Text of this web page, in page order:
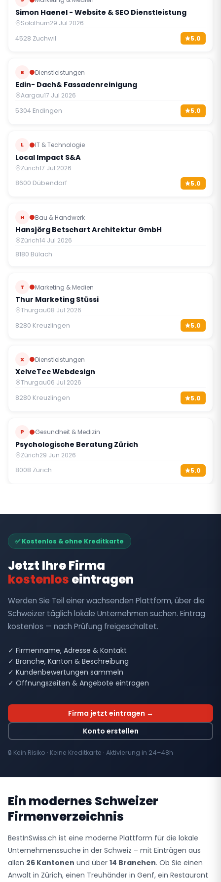
Simon Haenel - Website & SEO Dienstleistung
Solothurn29 Jul 2026
4528 Zuchwil
5.0
E Dienstleistungen
Edin- Dach& Fassadenreinigung
Aargau17 Jul 2026
5304 Endingen
5.0
L IT & Technologie
Local Impact S&A
Zürich17 Jul 2026
8600 Dübendorf
5.0
H Bau & Handwerk
Hansjörg Betschart Architektur GmbH
Zürich14 Jul 2026
8180 Bülach
T Marketing & Medien
Thur Marketing Stüssi
Thurgau08 Jul 2026
8280 Kreuzlingen
5.0
X Dienstleistungen
XelveTec Webdesign
Thurgau06 Jul 2026
8280 Kreuzlingen
5.0
P Gesundheit & Medizin
Psychologische Beratung Zürich
Zürich29 Jun 2026
8008 Zürich
5.0
✅ Kostenlos & ohne Kreditkarte
Jetzt Ihre Firma
kostenlos eintragen
Werden Sie Teil einer wachsenden Plattform, über die
Schweizer täglich lokale Unternehmen suchen. Eintrag
kostenlos — nach Prüfung freigeschaltet.
✓ Firmenname, Adresse & Kontakt
✓ Branche, Kanton & Beschreibung
✓ Kundenbewertungen sammeln
✓ Öffnungszeiten & Angebote eintragen
Firma jetzt eintragen →
Konto erstellen
🔒 Kein Risiko · Keine Kreditkarte · Aktivierung in 24–48h
Ein modernes Schweizer
Firmenverzeichnis
BestInSwiss.ch ist eine moderne Plattform für die lokale
Unternehmenssuche in der Schweiz – mit Einträgen aus
allen 26 Kantonen und über 14 Branchen. Ob Sie einen
Anwalt in Zürich, einen Treuhänder in Genf, ein Restaurant